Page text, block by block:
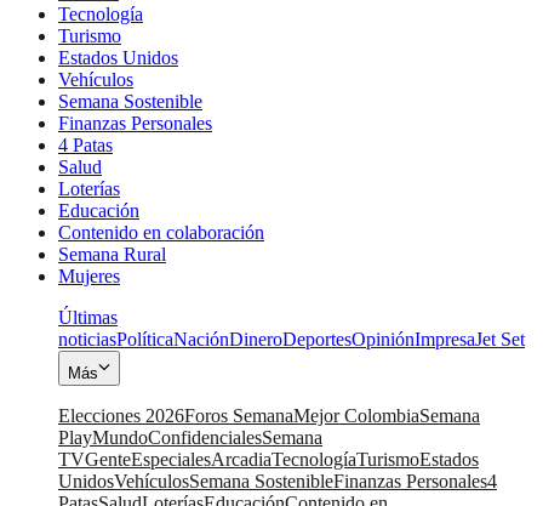
Tecnología
Turismo
Estados Unidos
Vehículos
Semana Sostenible
Finanzas Personales
4 Patas
Salud
Loterías
Educación
Contenido en colaboración
Semana Rural
Mujeres
Últimas
noticiasPolíticaNaciónDineroDeportesOpiniónImpresaJet Set
Más
Elecciones 2026Foros SemanaMejor ColombiaSemana
PlayMundoConfidencialesSemana
TVGenteEspecialesArcadiaTecnologíaTurismoEstados
UnidosVehículosSemana SostenibleFinanzas Personales4